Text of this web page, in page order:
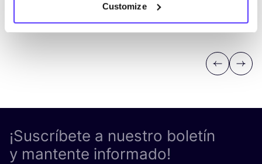
Customize
Previous
Next
¡Suscríbete a nuestro boletín
y mantente informado!